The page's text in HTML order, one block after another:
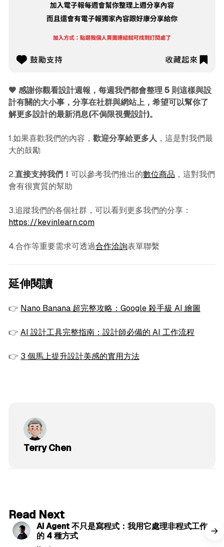
🧡 感謝你觀看設計週報，每週我們都會整理 5 則這樣與設
計有關的大小事，分享在社群與網站上，希望可以幫你了
解更多設計的最新消息(不侷限視覺設計)。
1.如果喜歡我們的內容， 歡迎分享給更多人 ，這是對我們最
大的鼓勵
2.直接支持我們！ 可以參考我們推出的數位商品 ，這對我們
會有很實質的幫助
3.追蹤我們的各個社群，可以看到更多我們的分享：
https://kevinlearn.com
4.合作等重要需求可透過合作洽詢表單聯繫
延伸閱讀
👉 Nano Banana 超完整攻略：Google 殺手級 AI 繪圖
👉 AI 設計工具完整指南：設計師必備的 AI 工作流程
👉 3 個馬上提升設計美感的實用方法
Terry Chen
Read Next
AI Agent 不只是寫程式：我用它處理非程式工作
的 4 種方式